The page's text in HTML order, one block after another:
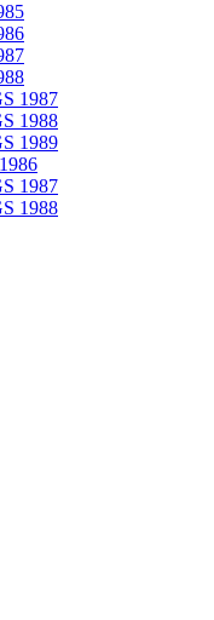
1987
1988
1989
1987
1988